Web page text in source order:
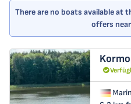
There are no boats available at
offers